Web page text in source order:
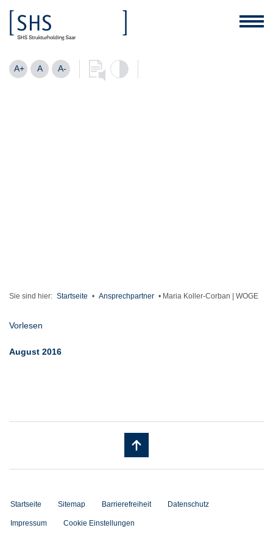
A+ A A-
Sie sind hier: Startseite • Ansprechpartner • Maria Koller-Corban | WOGE
Vorlesen
August 2016
Startseite Sitemap Barrierefreiheit Datenschutz
Impressum Cookie Einstellungen